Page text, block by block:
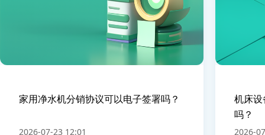
家用净水机分销协议可以电子签署吗？
2026-07-23 12:01
机床
吗？
2026-